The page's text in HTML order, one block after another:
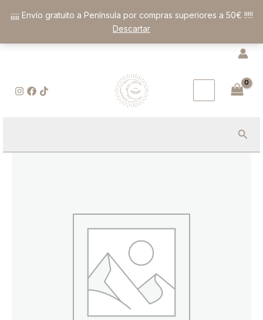
¡¡¡¡¡ Envío gratuito a Península por compras superiores a 50€ !!!!!
Descartar